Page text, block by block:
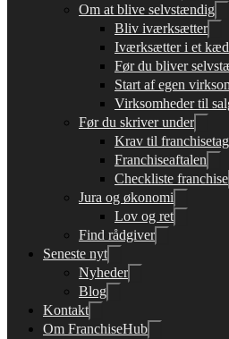
Om at blive selvstændig
Bliv iværksætter
Iværksætter i et
Før du bliver
Start af egen
Virksomheder til
Før du skriver under
Krav til
Franchiseaftalen
Checkliste franchise
Jura og økonomi
Lov og ret
Find rådgiver
Seneste nyt
Nyheder
Blog
Kontakt
Om FranchiseHub